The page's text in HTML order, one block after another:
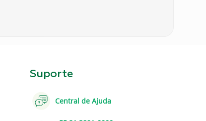
Suporte
Central de Ajuda